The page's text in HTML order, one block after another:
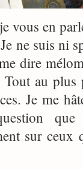
vous en
ne suis ni
dire
Tout au plus
Je me
sur ceux